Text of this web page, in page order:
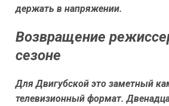
держать в напряжении.
Возвращение
сезоне
Для Двигубской это заметный
телевизионный формат.